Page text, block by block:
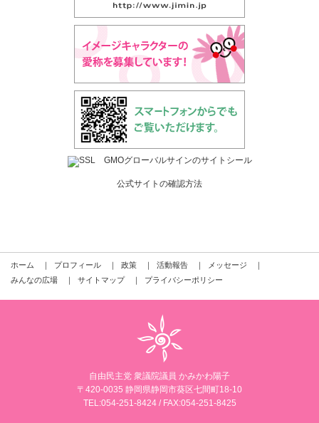
公式サイトの確認方法
ホーム プロフィール 政策 活動報告 メッセージ
みんなの広場
サイトマップ プライバシーポリシー
自由民主党 衆議院議員 かみかわ陽子
〒420-0035 静岡県静岡市葵区七間町18-10
TEL:054-251-8424/ FAX:054-251-8425